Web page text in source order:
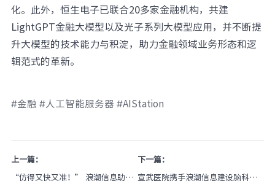
化。此外，恒生电子已联合20多家金融机构，共建
LightGPT金融大模型以及光子系列大模型应用，并不断提
升大模型的技术能力与积淀，助力金融领域业务形态和逻
辑范式的革新。
#金融 #人工智能服务器 #AIStation
上一篇：
“仿得又快又准！” 浪潮信息助力
下一篇：
宣武医院携手浪潮信息建设脑科研